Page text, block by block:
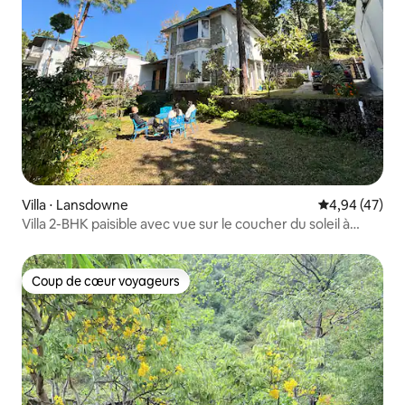
Villa ⋅ Lansdowne Évaluation
4,94 (47)
Villa 2-BHK paisible avec vue sur le coucher du soleil à
Coup de cœur voyageurs
Coup de cœur voyageurs